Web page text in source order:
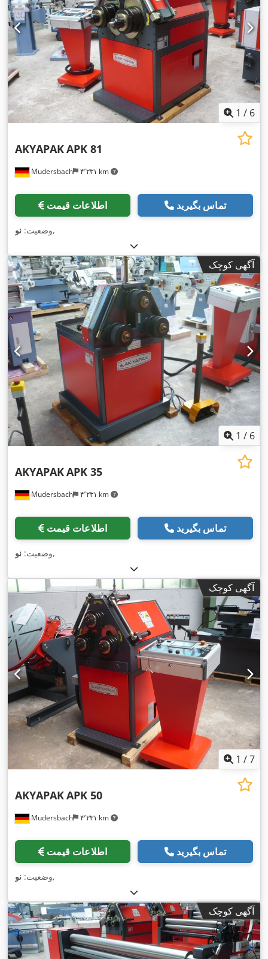
1 / 6
Mudersbach ۴٬۲۳۱ km
AKYAPAKAPK 81
اطلاعات قیمت تماس بگیرید
وضعیت: نو ,
آگهی کوچک
1 / 6
Mudersbach ۴٬۲۳۱ km
AKYAPAKAPK 35
اطلاعات قیمت تماس بگیرید
وضعیت: نو ,
آگهی کوچک
1 /7
Mudersbach ۴٬۲۳۱ km
AKYAPAKAPK 50
اطلاعات قیمت تماس بگیرید
وضعیت: نو ,
آگهی کوچک